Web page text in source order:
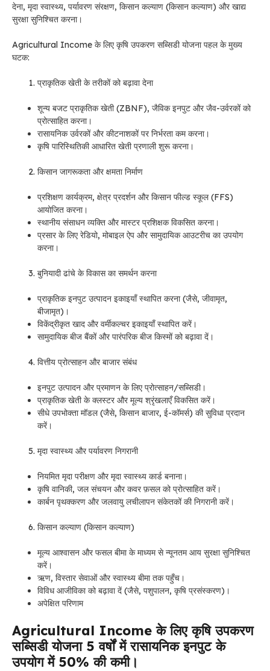
देना, मृदा स्वास्थ्य, पर्यावरण संरक्षण, किसान कल्याण (किसान कल्याण) और खाद्य
सुरक्षा सुनिश्चित करना।
Agricultural Income के लिए कृषि उपकरण सब्सिडी योजना पहल के मुख्य
घटक:
प्राकृतिक खेती के तरीकों को बढ़ावा देना
शून्य बजट प्राकृतिक खेती (ZBNF), जैविक इनपुट और जैव-उर्वरकों को
प्रोत्साहित करना।
रासायनिक उर्वरकों और कीटनाशकों पर निर्भरता कम करना।
कृषि पारिस्थितिकी आधारित खेती प्रणाली शुरू करना।
किसान जागरूकता और क्षमता निर्माण
प्रशिक्षण कार्यक्रम, क्षेत्र प्रदर्शन और किसान फील्ड स्कूल (FFS)
आयोजित करना।
स्थानीय संसाधन व्यक्ति और मास्टर प्रशिक्षक विकसित करना।
प्रसार के लिए रेडियो, मोबाइल ऐप और सामुदायिक आउटरीच का उपयोग
करना।
बुनियादी ढांचे के विकास का समर्थन करना
प्राकृतिक इनपुट उत्पादन इकाइयाँ स्थापित करना (जैसे, जीवामृत,
बीजामृत)।
विकेंद्रीकृत खाद और वर्मीकल्चर इकाइयाँ स्थापित करें।
सामुदायिक बीज बैंकों और पारंपरिक बीज किस्मों को बढ़ावा दें।
वित्तीय प्रोत्साहन और बाजार संबंध
इनपुट उत्पादन और प्रमाणन के लिए प्रोत्साहन/सब्सिडी।
प्राकृतिक खेती के क्लस्टर और मूल्य श्रृंखलाएँ विकसित करें।
सीधे उपभोक्ता मॉडल (जैसे, किसान बाजार, ई-कॉमर्स) की सुविधा प्रदान
करें।
मृदा स्वास्थ्य और पर्यावरण निगरानी
नियमित मृदा परीक्षण और मृदा स्वास्थ्य कार्ड बनाना।
कृषि वानिकी, जल संचयन और कवर फ़सल को प्रोत्साहित करें।
कार्बन पृथक्करण और जलवायु लचीलापन संकेतकों की निगरानी करें।
किसान कल्याण (किसान कल्याण)
मूल्य आश्वासन और फसल बीमा के माध्यम से न्यूनतम आय सुरक्षा सुनिश्चित
करें।
ऋण, विस्तार सेवाओं और स्वास्थ्य बीमा तक पहुँच।
विविध आजीविका को बढ़ावा दें (जैसे, पशुपालन, कृषि प्रसंस्करण)।
अपेक्षित परिणाम
Agricultural Income के लिए कृषि उपकरण
सब्सिडी योजना 5 वर्षों में रासायनिक इनपुट के
उपयोग में 50% की कमी।